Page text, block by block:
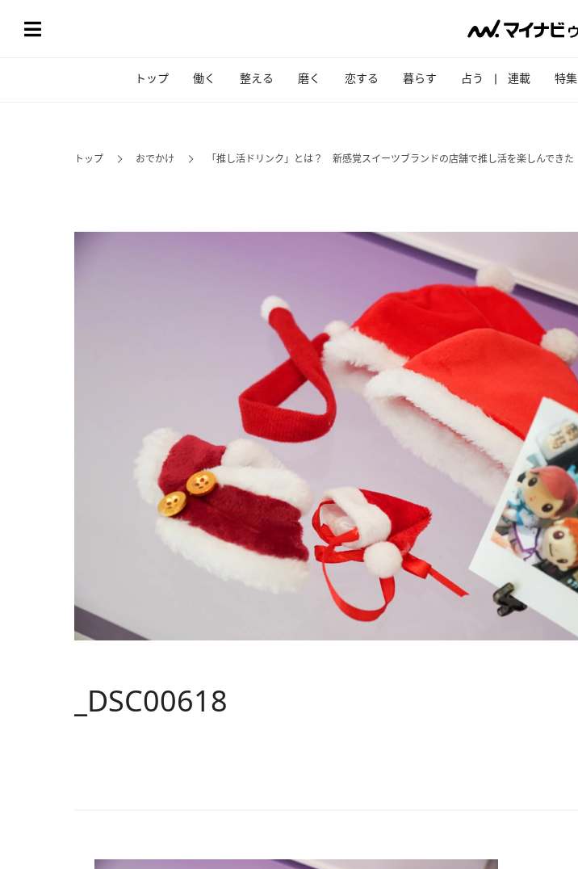
トップ 働く 整える 磨く 恋する 暮らす 占う 連載 特集
トップ おでかけ 「推し活ドリンク」とは？ 新感覚スイーツブランドの店舗で推し活を楽しんできた
_DSC00618